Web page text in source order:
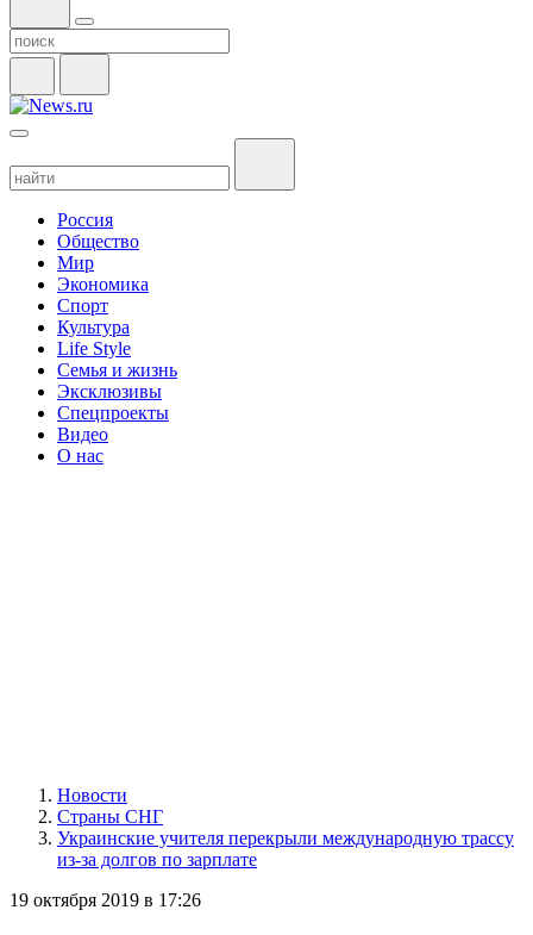
Россия
Общество
Мир
Экономика
Спорт
Культура
Life Style
Семья и жизнь
Эксклюзивы
Спецпроекты
Видео
О нас
Новости
Страны СНГ
Украинские учителя перекрыли международную трассу
из-за долгов по зарплате
19 октября 2019 в 17:26